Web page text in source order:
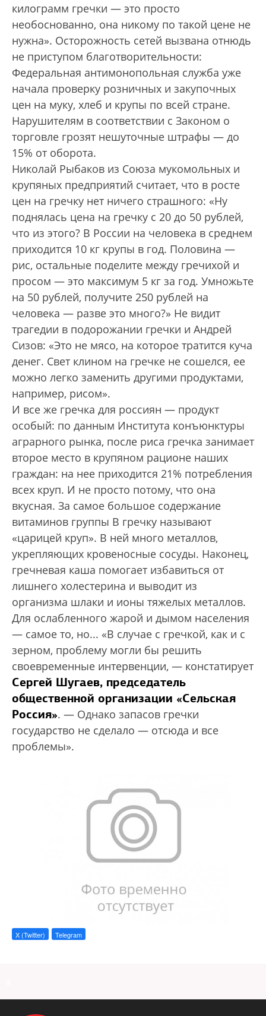
килограмм гречки — это просто
необоснованно, она никому по такой цене не
нужна». Осторожность сетей вызвана отнюдь
не приступом благотворительности:
Федеральная антимонопольная служба уже
начала проверку розничных и закупочных
цен на муку, хлеб и крупы по всей стране.
Нарушителям в соответствии с Законом о
торговле грозят нешуточные штрафы — до
15% от оборота.
Николай Рыбаков из Союза мукомольных и
крупяных предприятий считает, что в росте
цен на гречку нет ничего страшного: «Ну
поднялась цена на гречку с 20 до 50 рублей,
что из этого? В России на человека в среднем
приходится 10 кг крупы в год. Половина —
рис, остальные поделите между гречихой и
просом — это максимум 5 кг за год. Умножьте
на 50 рублей, получите 250 рублей на
человека — разве это много?» Не видит
трагедии в подорожании гречки и Андрей
Сизов: «Это не мясо, на которое тратится куча
денег. Свет клином на гречке не сошелся, ее
можно легко заменить другими продуктами,
например, рисом».
И все же гречка для россиян — продукт
особый: по данным Института конъюнктуры
аграрного рынка, после риса гречка занимает
второе место в крупяном рационе наших
граждан: на нее приходится 21% потребления
всех круп. И не просто потому, что она
вкусная. За самое большое содержание
витаминов группы В гречку называют
«царицей круп». В ней много металлов,
укрепляющих кровеносные сосуды. Наконец,
гречневая каша помогает избавиться от
лишнего холестерина и выводит из
организма шлаки и ионы тяжелых металлов.
Для ослабленного жарой и дымом населения
— самое то, но... «В случае с гречкой, как и с
зерном, проблему могли бы решить
своевременные интервенции, — констатирует
Сергей Шугаев, председатель
общественной организации «Сельская
Россия». — Однако запасов гречки
государство не сделало — отсюда и все
проблемы».
X (Twitter) Telegram